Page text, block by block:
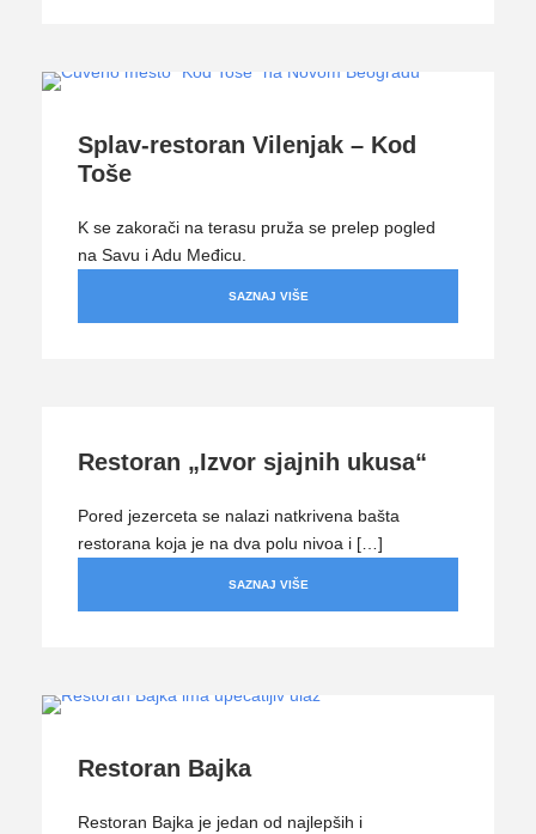
Splav-restoran Vilenjak – Kod
Toše
K se zakorači na terasu pruža se prelep pogled
na Savu i Adu Međicu.
SAZNAJ VIŠE
Restoran „Izvor sjajnih ukusa“
Pored jezerceta se nalazi natkrivena bašta
restorana koja je na dva polu nivoa i […]
SAZNAJ VIŠE
Restoran Bajka
Restoran Bajka je jedan od najlepših i